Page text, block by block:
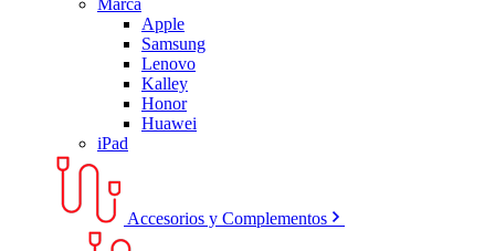
Apple
Samsung
Lenovo
Kalley
Honor
Huawei
iPad
Accesorios y Complementos